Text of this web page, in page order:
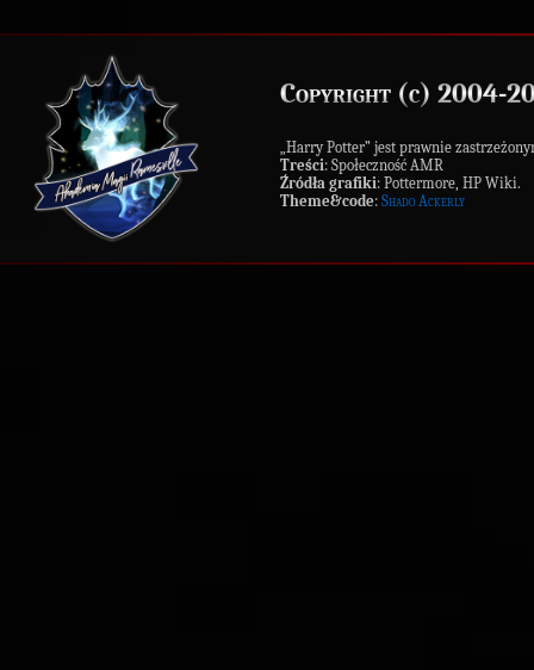
Copyright (c) 2004-
„Harry Potter” jest prawnie
Treści: Społeczność AMR
Źródła grafiki: Pottermore, HP Wiki.
Theme&code: Shado Ackerly